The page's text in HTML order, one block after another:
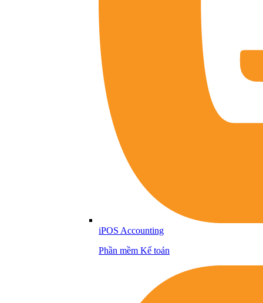
iPOS Accounting
Phần mềm Kế toán